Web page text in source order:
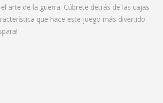
arte de la guerra. Cúbrete detrás de las cajas
que hace este juego más divertido